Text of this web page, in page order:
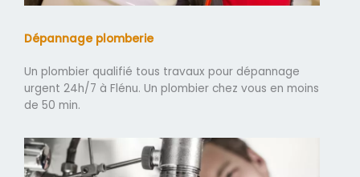
Dépannage plomberie
Un plombier qualifié tous travaux pour dépannage
urgent 24h/7 à Flénu. Un plombier chez vous en moins
de 50 min.